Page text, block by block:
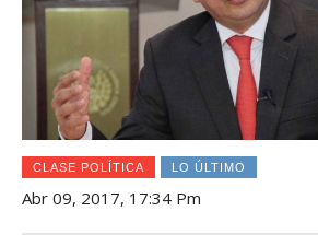
CLASE POLÍTICA LO ÚLTIMO
Abr 09, 2017, 17:34 Pm